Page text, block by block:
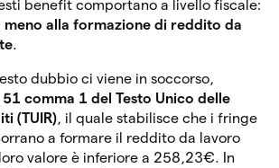
benefit comportano a livello fiscale:
alla formazione di reddito da
.
dubbio ci viene in soccorso,
51 comma 1 del Testo Unico delle
(TUIR), il quale stabilisce che i fringe
a formare il reddito da lavoro
valore è inferiore a 258,23€. In